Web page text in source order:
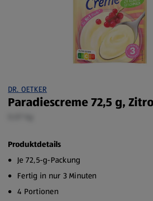
DR. OETKER
Paradiescreme 72,5 g,
Produktdetails
Je 72,5-g-Packung
Fertig in nur 3 Minuten
4 Portionen